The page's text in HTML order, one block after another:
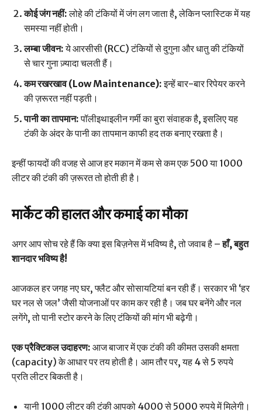
कोई जंग नहीं:लोहे की टंकियों में जंग लग जाता है, लेकिन प्लास्टिक में यह
समस्या नहीं होती।
लम्बा जीवन:ये आरसीसी (RCC) टंकियों से दुगुना और धातु की टंकियों
से चार गुना ज़्यादा चलती हैं।
कम रखरखाव (Low Maintenance):इन्हें बार-बार रिपेयर करने
की ज़रूरत नहीं पड़ती।
पानी का तापमान:पॉलीइथाइलीन गर्मी का बुरा संवाहक है, इसलिए यह
टंकी के अंदर के पानी का तापमान काफी हद तक बनाए रखता है।
इन्हीं फायदों की वजह से आज हर मकान में कम से कम एक 500 या 1000
लीटर की टंकी की ज़रूरत तो होती ही है।
मार्केट की हालत और कमाई का मौका
अगर आप सोच रहे हैं कि क्या इस बिज़नेस में भविष्य है, तो जवाब है –हाँ, बहुत
शानदार भविष्य है!
आजकल हर जगह नए घर, फ्लैट और सोसायटियां बन रही हैं। सरकार भी ‘हर
घर नल से जल’ जैसी योजनाओं पर काम कर रही है। जब घर बनेंगे और नल
लगेंगे, तो पानी स्टोर करने के लिए टंकियों की मांग भी बढ़ेगी।
एक प्रैक्टिकल उदाहरण: आज बाजार में एक टंकी की कीमत उसकी क्षमता
(capacity) के आधार पर तय होती है। आम तौर पर, यह 4 से 5 रुपये
प्रति लीटर बिकती है।
यानी 1000 लीटर की टंकी आपको 4000 से 5000 रुपये में मिलेगी।